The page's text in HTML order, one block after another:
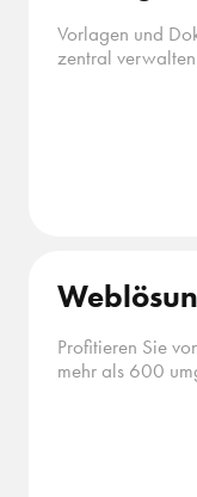
Vorlagen und
zentral
Profitieren Sie
mehr als 600